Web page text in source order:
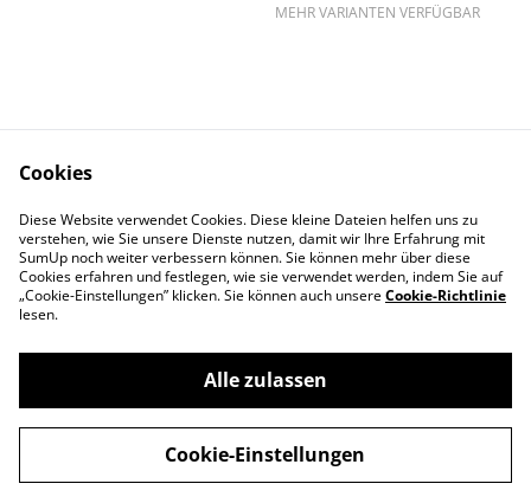
MEHR VARIANTEN VERFÜGBAR
Datenschutz
Impressum
Widerrufsrecht
©2026HundeFAIRstand Lädchen
powered by
Cookies
Diese Website verwendet Cookies. Diese kleine Dateien helfen uns zu
verstehen, wie Sie unsere Dienste nutzen, damit wir Ihre Erfahrung mit
SumUp noch weiter verbessern können. Sie können mehr über diese
Cookies erfahren und festlegen, wie sie verwendet werden, indem Sie auf
„Cookie-Einstellungen” klicken. Sie können auch unsereCookie-Richtlinie
lesen.
Alle zulassen
Cookie-Einstellungen